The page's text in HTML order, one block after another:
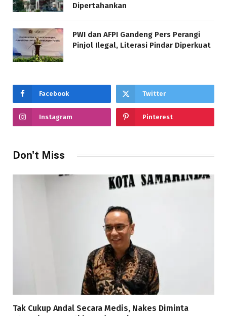
Dipertahankan
PWI dan AFPI Gandeng Pers Perangi
Pinjol Ilegal, Literasi Pindar Diperkuat
Facebook Twitter
Instagram Pinterest
Don't Miss
Tak Cukup Andal Secara Medis, Nakes Diminta